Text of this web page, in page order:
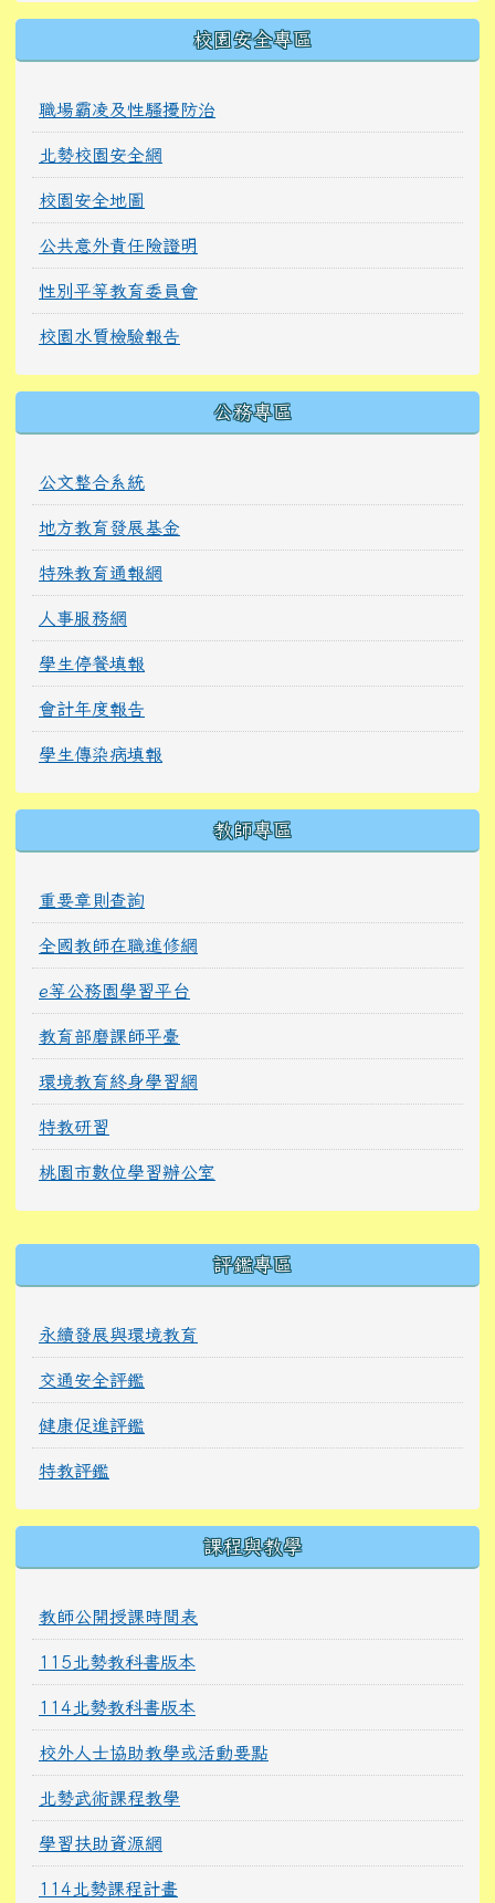
校園安全專區
職場霸凌及性騷擾防治
北勢校園安全網
校園安全地圖
公共意外責任險證明
性別平等教育委員會
校園水質檢驗報告
公務專區
公文整合系統
地方教育發展基金
特殊教育通報網
人事服務網
學生停餐填報
會計年度報告
學生傳染病填報
教師專區
重要章則查詢
全國教師在職進修網
e等公務園學習平台
教育部磨課師平臺
環境教育終身學習網
特教研習
桃園市數位學習辦公室
評鑑專區
永續發展與環境教育
交通安全評鑑
健康促進評鑑
特教評鑑
課程與教學
教師公開授課時間表
115北勢教科書版本
114北勢教科書版本
校外人士協助教學或活動要點
北勢武術課程教學
學習扶助資源網
114北勢課程計畫